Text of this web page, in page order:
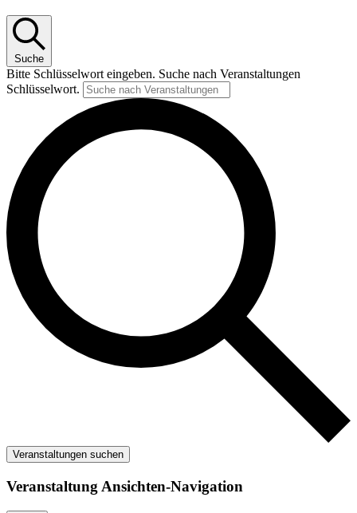
Suche
Bitte Schlüsselwort eingeben. Suche nach Veranstaltungen
Schlüsselwort.
Veranstaltungen suchen
Veranstaltung Ansichten-Navigation